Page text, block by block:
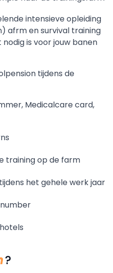
intensieve opleiding
afrm en survival training
is voor jouw banen
tijdens de
Medicalcare card,
training op de farm
het gehele werk jaar
?